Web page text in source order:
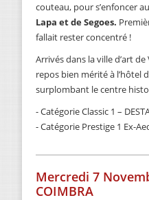
couteau, pour s’enfoncer
Lapa et de Segoes.
fallait rester concentré !
Arrivés dans la ville d’art
repos bien mérité à l’hôtel
surplombant le centre
- Catégorie Classic 1 –
- Catégorie Prestige 1 Ex-
Mercredi 7
COIMBRA